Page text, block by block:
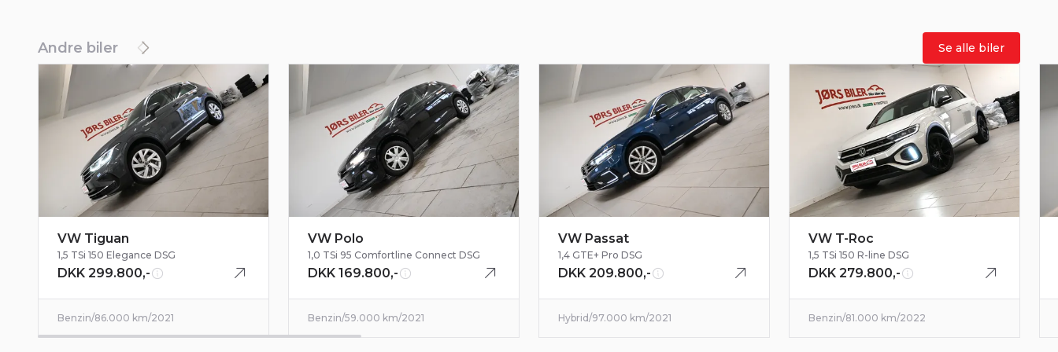
Rigtig flot & velholdt Touran med et udstyrsniveau lidt udover det sædvanelige & i den flotte metallak
"Caribbean Blue".
Bilen er passet med alle service eftersyn hos Volkswagen & har fået yderligere rustbeskyttelse hos Pava i
2021.
En særdeles flot & velholdt 7 personers bil med et attraktivt kilometertal på blot 95.000 kørte kilometer.
Andre biler Se alle biler
VW Tiguan
1,5 TSi 150 Elegance DSG
DKK 299.800,-
Benzin/86.000 km/2021
VW Polo
1,0 TSi 95 Comfortline Connect DSG
DKK 169.800,-
Benzin/59.000 km/2021
VW Passat
1,4 GTE+ Pro DSG
DKK 209.800,-
Hybrid/97.000 km/2021
VW T-Roc
1,5 TSi 150 R-line DSG
DKK 279.800,-
Benzin/81.000 km/2022